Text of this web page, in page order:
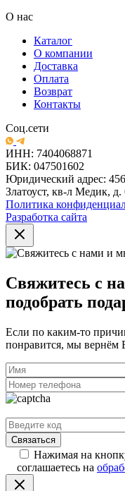
О нас
Каталог
О компании
Доставка
Оплата
Возврат
Контакты
Соц.сети
ИНН: 7404068871
БИК: 047501602
Юридический адрес:
Златоуст, кв-л Медик, д.
Политика
Разработка сайта
Свяжитесь с
подобрать
Если по каким-то
понравится, мы
Нажимая на
соглашаетесь на